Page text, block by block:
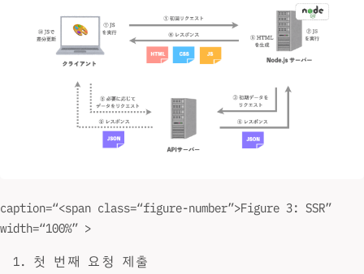
caption=“<span class=“figure-number”>Figure 3: SSR”
width=“100%” >
첫 번째 요청 제출